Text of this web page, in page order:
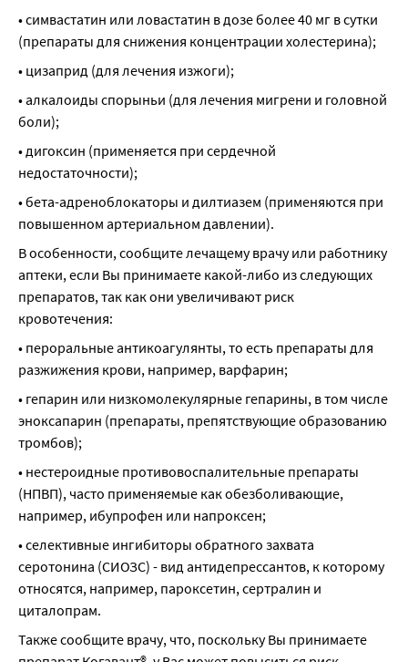
• симвастатин или ловастатин в дозе более 40 мг в сутки
(препараты для снижения концентрации холестерина);
• цизаприд (для лечения изжоги);
• алкалоиды спорыньи (для лечения мигрени и головной
боли);
• дигоксин (применяется при сердечной
недостаточности);
• бета-адреноблокаторы и дилтиазем (применяются при
повышенном артериальном давлении).
В особенности, сообщите лечащему врачу или работнику
аптеки, если Вы принимаете какой-либо из следующих
препаратов, так как они увеличивают риск
кровотечения:
• пероральные антикоагулянты, то есть препараты для
разжижения крови, например, варфарин;
• гепарин или низкомолекулярные гепарины, в том числе
эноксапарин (препараты, препятствующие образованию
тромбов);
• нестероидные противовоспалительные препараты
(НПВП), часто применяемые как обезболивающие,
например, ибупрофен или напроксен;
• селективные ингибиторы обратного захвата
серотонина (СИОЗС) - вид антидепрессантов, к которому
относятся, например, пароксетин, сертралин и
циталопрам.
Также сообщите врачу, что, поскольку Вы принимаете